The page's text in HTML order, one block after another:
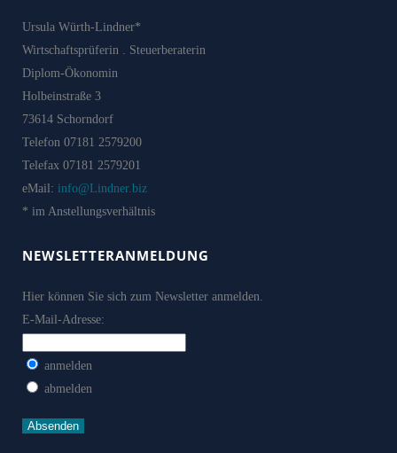
Ursula Würth-Lindner*
Wirtschaftsprüferin . Steuerberaterin
Diplom-Ökonomin
Holbeinstraße 3
73614 Schorndorf
Telefon 07181 2579200
Telefax 07181 2579201
eMail: info@Lindner.biz
* im Anstellungsverhältnis
NEWSLETTERANMELDUNG
Hier können Sie sich zum Newsletter anmelden.
E-Mail-Adresse:
anmelden
abmelden